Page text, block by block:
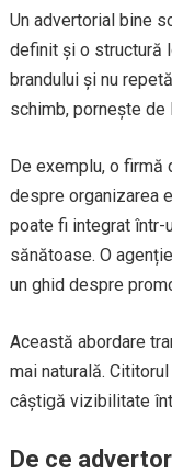
Un advertorial bine
definit și o structură
brandului și nu
schimb, pornește de
De exemplu, o firmă
despre organizarea
poate fi integrat într-
sănătoase. O
un ghid despre
Această abordare
mai naturală.
câștigă vizibilitate
De ce